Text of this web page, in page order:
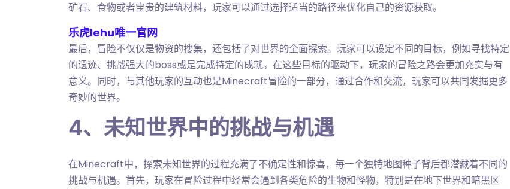
矿石、食物或者宝贵的建筑材料，玩家可以通过选择适当的路径来优化自己的资源获取。
乐虎lehu唯一官网
最后，冒险不仅仅是物资的搜集，还包括了对世界的全面探索。玩家可以设定不同的目标，例如寻找特定
的遗迹、挑战强大的boss或是完成特定的成就。在这些目标的驱动下，玩家的冒险之路会更加充实与有
意义。同时，与其他玩家的互动也是Minecraft冒险的一部分，通过合作和交流，玩家可以共同发掘更多
奇妙的世界。
4、未知世界中的挑战与机遇
在Minecraft中，探索未知世界的过程充满了不确定性和惊喜，每一个独特地图种子背后都潜藏着不同的
挑战与机遇。首先，玩家在冒险过程中经常会遇到各类危险的生物和怪物，特别是在地下世界和暗黑区